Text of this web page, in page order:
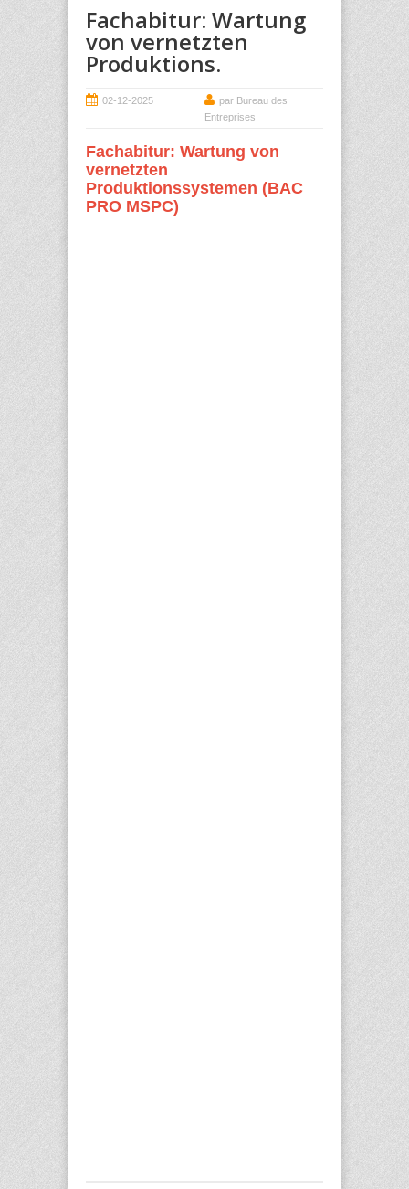
Fachabitur: Wartung
von vernetzten
Produktions.
02-12-2025
par Bureau des
Entreprises
Fachabitur: Wartung von
vernetzten
Produktionssystemen (BAC
PRO MSPC)